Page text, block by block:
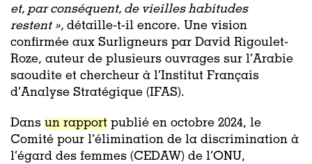
et, par conséquent, de vieilles habitudes
restent », détaille-t-il encore. Une vision
confirmée aux Surligneurs par David Rigoulet-
Roze, auteur de plusieurs ouvrages sur l’Arabie
saoudite et chercheur à l’Institut Français
d’Analyse Stratégique (IFAS).
Dans un rapport publié en octobre 2024, le
Comité pour l’élimination de la discrimination à
l’égard des femmes (CEDAW) de l’ONU,